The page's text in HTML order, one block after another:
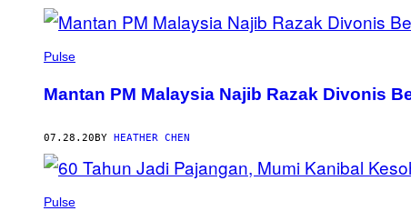
Pulse
Mantan PM Malaysia Najib Razak Divonis
07.28.20 BY HEATHER CHEN
Pulse